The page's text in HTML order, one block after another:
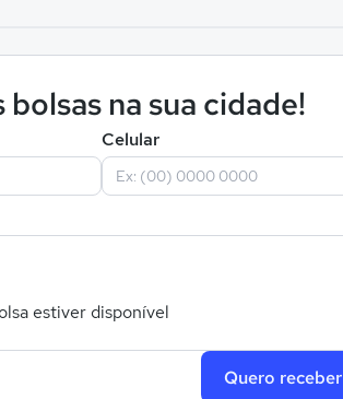
na sua cidade!
Celular
estiver disponível
Quero receber